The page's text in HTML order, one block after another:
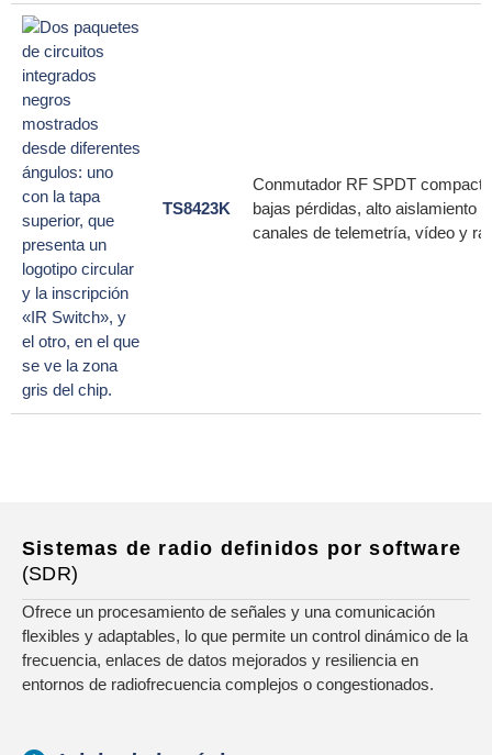
TS8423K
Conmutador RF SPDT
bajas pérdidas, alto aislamiento
canales de telemetría, vídeo y
Sistemas de radio definidos por software
(SDR)
Ofrece un procesamiento de señales y una comunicación
flexibles y adaptables, lo que permite un control dinámico de la
frecuencia, enlaces de datos mejorados y resiliencia en
entornos de radiofrecuencia complejos o congestionados.